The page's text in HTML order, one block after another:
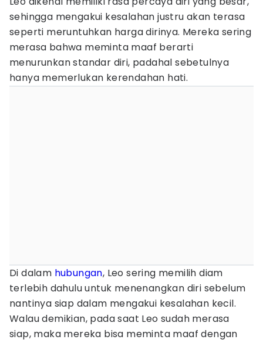
sehingga mengakui kesalahan justru akan terasa
seperti meruntuhkan harga dirinya. Mereka sering
merasa bahwa meminta maaf berarti
menurunkan standar diri, padahal sebetulnya
hanya memerlukan kerendahan hati.
Di dalam hubungan, Leo sering memilih diam
terlebih dahulu untuk menenangkan diri sebelum
nantinya siap dalam mengakui kesalahan kecil.
Walau demikian, pada saat Leo sudah merasa
siap, maka mereka bisa meminta maaf dengan